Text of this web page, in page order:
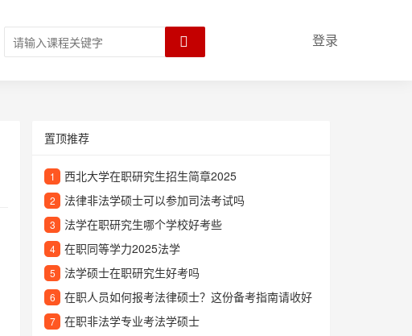
登录
置顶推荐
1 西北大学在职研究生招生简章2025
2 法律非法学硕士可以参加司法考试吗
3 法学在职研究生哪个学校好考些
4 在职同等学力2025法学
5 法学硕士在职研究生好考吗
6 在职人员如何报考法律硕士？这份备考指南请收好
7 在职非法学专业考法学硕士